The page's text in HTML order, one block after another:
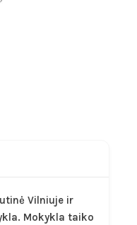
Vilniuje ir
Mokykla taiko